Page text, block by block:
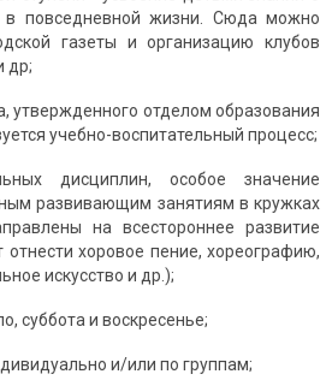
повседневной жизни. Сюда можно
газеты и организацию клубов
др;
утвержденного отделом образования
учебно-воспитательный процесс;
дисциплин, особое значение
развивающим занятиям в кружках
на всестороннее развитие
хоровое пение, хореографию,
искусство и др.);
суббота и воскресенье;
и/или по группам;